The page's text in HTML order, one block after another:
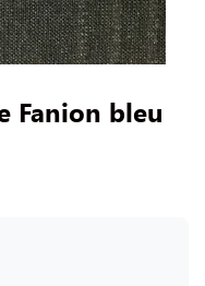
Fanion bleu